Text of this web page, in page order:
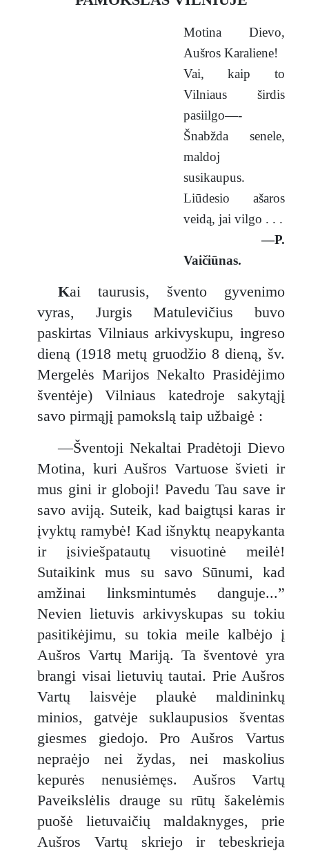
Motina Dievo,
Aušros Karaliene!
Vai, kaip to
Vilniaus širdis
pasiilgo—-
Šnabžda senele,
maldoj
susikaupus.
Liūdesio ašaros
veidą, jai vilgo . . .
—P.
Vaičiūnas.
Kai taurusis, švento gyvenimo
vyras, Jurgis Matulevičius buvo
paskirtas Vilniaus arkivyskupu, ingreso
dieną (1918 metų gruodžio 8 dieną, šv.
Mergelės Marijos Nekalto Prasidėjimo
šventėje) Vilniaus katedroje sakytąjį
savo pirmąjį pamokslą taip užbaigė :
—Šventoji Nekaltai Pradėtoji Dievo
Motina, kuri Aušros Vartuose švieti ir
mus gini ir globoji! Pavedu Tau save ir
savo aviją. Suteik, kad baigtųsi karas ir
įvyktų ramybė! Kad išnyktų neapykanta
ir įsiviešpatautų visuotinė meilė!
Sutaikink mus su savo Sūnumi, kad
amžinai linksmintumės danguje...”
Nevien lietuvis arkivyskupas su tokiu
pasitikėjimu, su tokia meile kalbėjo į
Aušros Vartų Mariją. Ta šventovė yra
brangi visai lietuvių tautai. Prie Aušros
Vartų laisvėje plaukė maldininkų
minios, gatvėje suklaupusios šventas
giesmes giedojo. Pro Aušros Vartus
nepraėjo nei žydas, nei maskolius
kepurės nenusiėmęs. Aušros Vartų
Paveikslėlis drauge su rūtų šakelėmis
puošė lietuvaičių maldaknyges, prie
Aušros Vartų skriejo ir tebeskrieja